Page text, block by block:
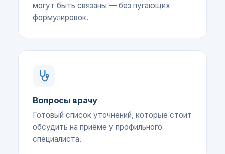
могут быть связаны — без пугающих
формулировок.
Вопросы врачу
Готовый список уточнений, которые стоит
обсудить на приёме у профильного
специалиста.